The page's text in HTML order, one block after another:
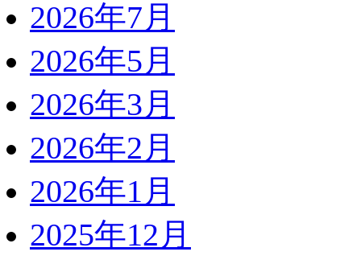
2026年7月
2026年5月
2026年3月
2026年2月
2026年1月
2025年12月